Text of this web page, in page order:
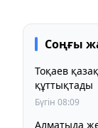
Соңғы
Тоқаев
құттықтады
Бүгін 08:09
Алматыда